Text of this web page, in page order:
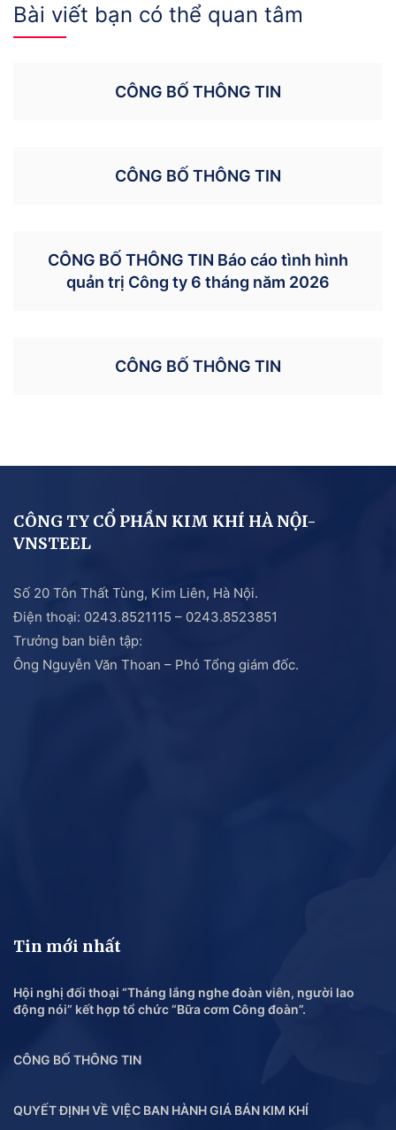
Bài viết bạn có thể quan tâm
CÔNG BỐ THÔNG TIN
CÔNG BỐ THÔNG TIN
CÔNG BỐ THÔNG TIN Báo cáo tình hình
quản trị Công ty 6 tháng năm 2026
CÔNG BỐ THÔNG TIN
CÔNG TY CỔ PHẦN KIM KHÍ HÀ NỘI-
VNSTEEL
Số 20 Tôn Thất Tùng, Kim Liên, Hà Nội.
Điện thoại: 0243.8521115 – 0243.8523851
Trưởng ban biên tập:
Ông Nguyễn Văn Thoan – Phó Tổng giám đốc.
Tin mới nhất
Hội nghị đối thoại “Tháng lắng nghe đoàn viên, người lao
động nói” kết hợp tổ chức “Bữa cơm Công đoàn”.
CÔNG BỐ THÔNG TIN
QUYẾT ĐỊNH VỀ VIỆC BAN HÀNH GIÁ BÁN KIM KHÍ